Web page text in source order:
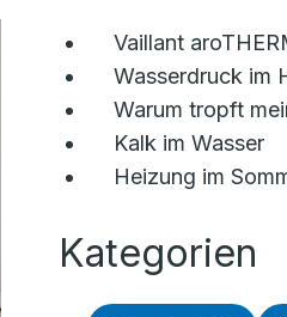
Vaillant
Wasserdruck im
Warum tropft
Kalk im Wasser
Heizung im
Kategorien